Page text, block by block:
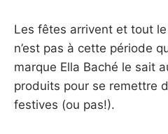
FAMILLE
Les fêtes arrivent et tout
n’est pas à cette période
marque Ella Baché le sait
produits pour se remettre
festives (ou pas!).